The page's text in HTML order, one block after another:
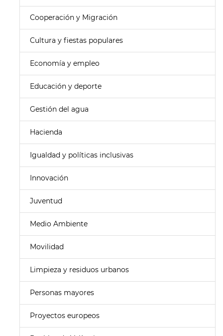
Cooperación y Migración
Cultura y fiestas populares
Economía y empleo
Educación y deporte
Gestión del agua
Hacienda
Igualdad y políticas inclusivas
Innovación
Juventud
Medio Ambiente
Movilidad
Limpieza y residuos urbanos
Personas mayores
Proyectos europeos